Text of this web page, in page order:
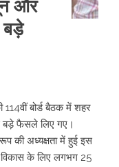
और
बड़े
बोर्ड बैठक में शहर
फैसले लिए गए।
की अध्यक्षता में हुई इस
के लिए लगभग 25